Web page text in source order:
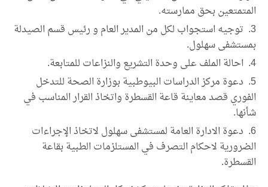
المتمتعين بحق ممارسته.
توجيه استجواب لكل من المدير العام و رئيس قسم الصيدلة
بمستشفى سهلول.
احالة الملف على وحدة التشريع والنزاعات للمتابعة.
دعوة مركز الدراسات البيوطبية بوزارة الصحة للتدخل
الفوري قصد معاينة قاعة القسطرة واتخاذ القرار المناسب في
شأنها.
دعوة الادارة العامة لمستشفى سهلول لاتخاذ الإجراءات
الضرورية لاحكام التصرف في المستلزمات الطبية بقاعة
القسطرة.